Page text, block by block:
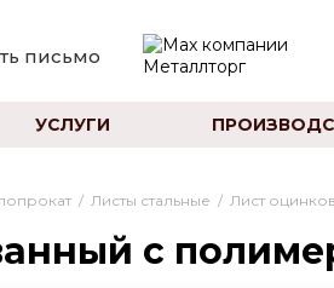
письмо
УСЛУГИ
/ Листы стальные / Лист
с